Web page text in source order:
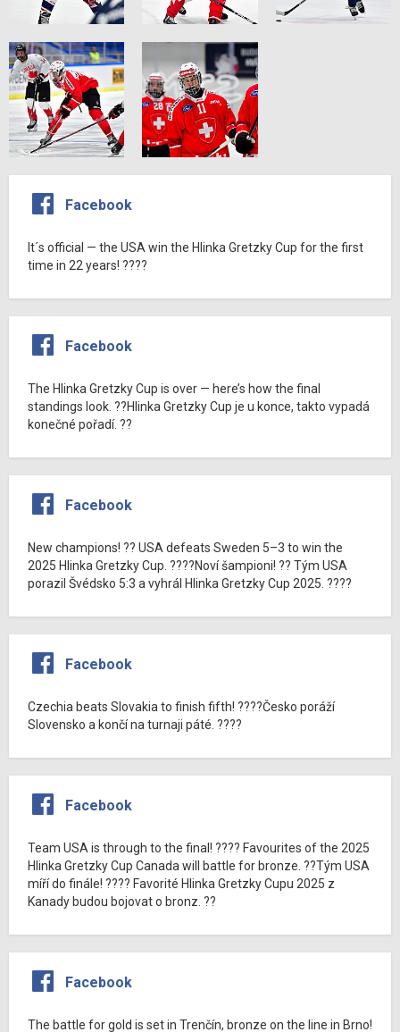
Facebook
It´s official — the USA win the Hlinka Gretzky Cup for the first
time in 22 years! ????
Facebook
The Hlinka Gretzky Cup is over — here’s how the final
standings look. ??Hlinka Gretzky Cup je u konce, takto vypadá
konečné pořadí. ??
Facebook
New champions! ?? USA defeats Sweden 5–3 to win the
2025 Hlinka Gretzky Cup. ????Noví šampioni! ?? Tým USA
porazil Švédsko 5:3 a vyhrál Hlinka Gretzky Cup 2025. ????
Facebook
Czechia beats Slovakia to finish fifth! ????Česko poráží
Slovensko a končí na turnaji páté. ????
Facebook
Team USA is through to the final! ???? Favourites of the 2025
Hlinka Gretzky Cup Canada will battle for bronze. ??Tým USA
míří do finále! ???? Favorité Hlinka Gretzky Cupu 2025 z
Kanady budou bojovat o bronz. ??
Facebook
The battle for gold is set in Trenčín, bronze on the line in Brno!